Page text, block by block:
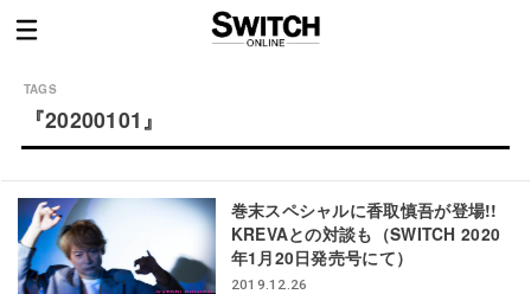
『20200101』
巻末スペシャルに香取慎吾が登場!!
KREVAとの対談も（SWITCH 2020
年1月20日発売号にて）
2019.12.26